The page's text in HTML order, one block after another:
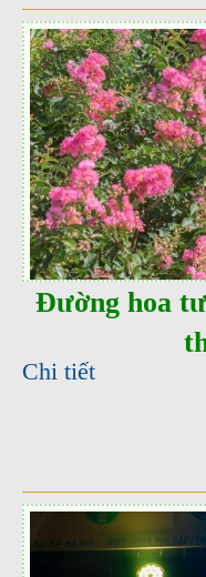
Đường hoa
Chi tiết